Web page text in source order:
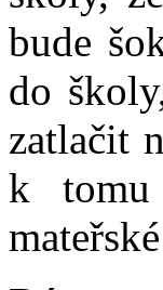
bude
do
zatlačit
k tomu